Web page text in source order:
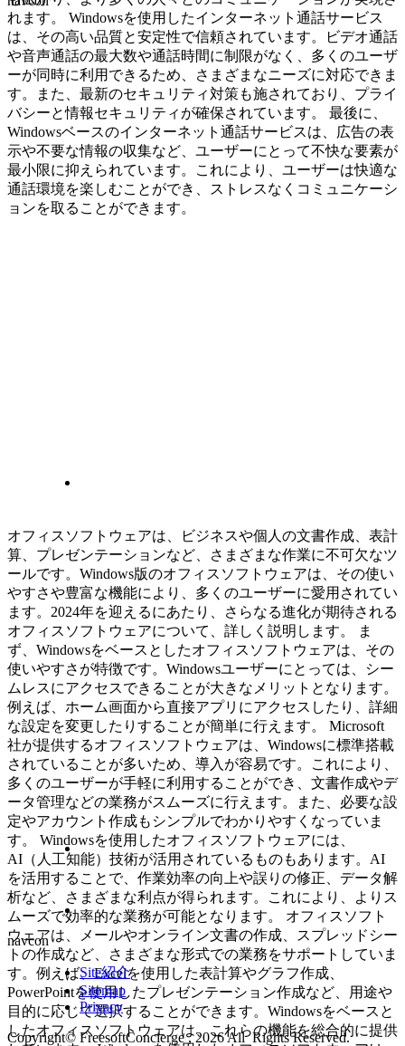
れます。 Windowsを使用したインターネット通話サービス
は、その高い品質と安定性で信頼されています。ビデオ通話
や音声通話の最大数や通話時間に制限がなく、多くのユーザ
ーが同時に利用できるため、さまざまなニーズに対応できま
す。また、最新のセキュリティ対策も施されており、プライ
バシーと情報セキュリティが確保されています。 最後に、
Windowsベースのインターネット通話サービスは、広告の表
示や不要な情報の収集など、ユーザーにとって不快な要素が
最小限に抑えられています。これにより、ユーザーは快適な
通話環境を楽しむことができ、ストレスなくコミュニケーシ
ョンを取ることができます。
オフィスソフトウェアは、ビジネスや個人の文書作成、表計
算、プレゼンテーションなど、さまざまな作業に不可欠なツ
ールです。Windows版のオフィスソフトウェアは、その使い
やすさや豊富な機能により、多くのユーザーに愛用されてい
ます。2024年を迎えるにあたり、さらなる進化が期待される
オフィスソフトウェアについて、詳しく説明します。 ま
ず、Windowsをベースとしたオフィスソフトウェアは、その
使いやすさが特徴です。Windowsユーザーにとっては、シー
ムレスにアクセスできることが大きなメリットとなります。
例えば、ホーム画面から直接アプリにアクセスしたり、詳細
な設定を変更したりすることが簡単に行えます。 Microsoft
社が提供するオフィスソフトウェアは、Windowsに標準搭載
されていることが多いため、導入が容易です。これにより、
多くのユーザーが手軽に利用することができ、文書作成やデ
ータ管理などの業務がスムーズに行えます。また、必要な設
定やアカウント作成もシンプルでわかりやすくなっていま
す。 Windowsを使用したオフィスソフトウェアには、
AI（人工知能）技術が活用されているものもあります。AI
を活用することで、作業効率の向上や誤りの修正、データ解
析など、さまざまな利点が得られます。これにより、よりス
ムーズで効率的な業務が可能となります。 オフィスソフト
ウェアは、メールやオンライン文書の作成、スプレッドシー
トの作成など、さまざまな形式での業務をサポートしていま
す。例えば、Excelを使用した表計算やグラフ作成、
PowerPointを使用したプレゼンテーション作成など、用途や
目的に応じて選択することができます。Windowsをベースと
したオフィスソフトウェアは、これらの機能を総合的に提供
navcon
Site紹介
Sitemap
Privacy
Copyright© FreesoftConcierge , 2026 All Rights Reserved.